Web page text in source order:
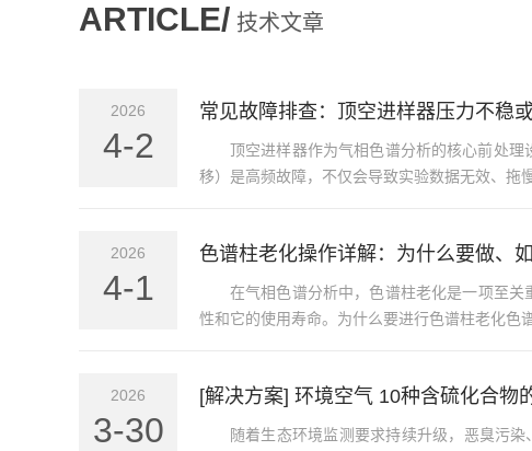
ARTICLE/ 技术文章
2026
4-2
常见故障排查：顶空进样器压力不稳
顶空进样器作为气相色谱分析的核心前处
移）是高频故障，不仅会导致实验数据无效、拖
2026
4-1
色谱柱老化操作详解：为什么要做、
在气相色谱分析中，色谱柱老化是一项至
性和它的使用寿命。为什么要进行色谱柱老化色
2026
3-30
[解决方案] 环境空气 10种含硫化合物
随着生态环境监测要求持续升级，恶臭污